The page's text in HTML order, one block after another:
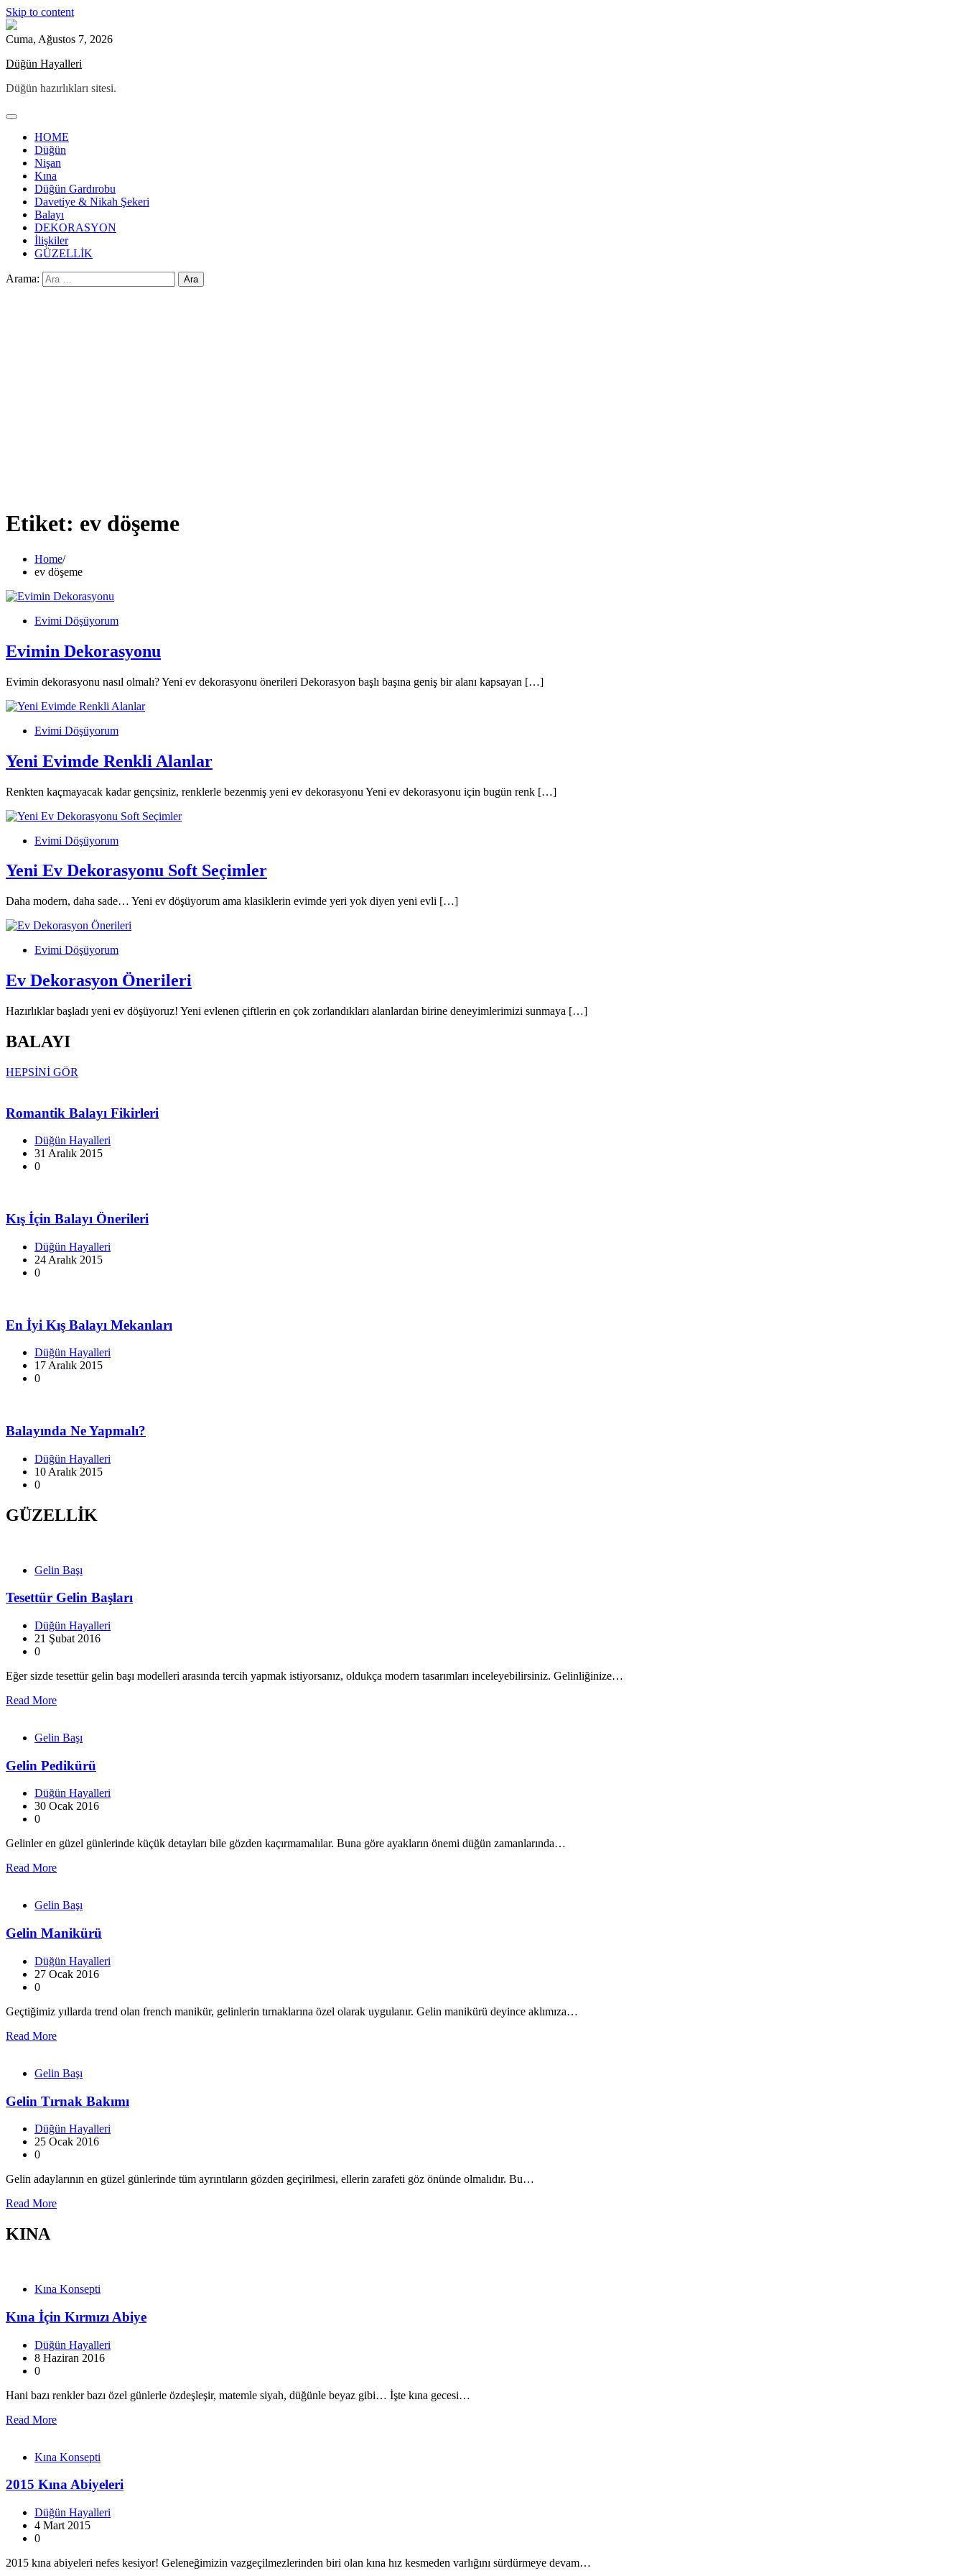
Skip to content
Cuma, Ağustos 7, 2026
Düğün Hayalleri
Düğün hazırlıkları sitesi.
HOME
Düğün
Nişan
Kına
Düğün Gardırobu
Davetiye & Nikah Şekeri
Balayı
DEKORASYON
İlişkiler
GÜZELLİK
Arama:
Etiket: ev döşeme
Home
ev döşeme
Evimi Döşüyorum
Evimin Dekorasyonu
Evimin dekorasyonu nasıl olmalı? Yeni ev dekorasyonu önerileri Dekorasyon başlı başına geniş bir alanı kapsayan […]
Evimi Döşüyorum
Yeni Evimde Renkli Alanlar
Renkten kaçmayacak kadar gençsiniz, renklerle bezenmiş yeni ev dekorasyonu Yeni ev dekorasyonu için bugün renk […]
Evimi Döşüyorum
Yeni Ev Dekorasyonu Soft Seçimler
Daha modern, daha sade… Yeni ev döşüyorum ama klasiklerin evimde yeri yok diyen yeni evli […]
Evimi Döşüyorum
Ev Dekorasyon Önerileri
Hazırlıklar başladı yeni ev döşüyoruz! Yeni evlenen çiftlerin en çok zorlandıkları alanlardan birine deneyimlerimizi sunmaya […]
BALAYI
HEPSİNİ GÖR
Romantik Balayı Fikirleri
Düğün Hayalleri
31 Aralık 2015
0
Kış İçin Balayı Önerileri
Düğün Hayalleri
24 Aralık 2015
0
En İyi Kış Balayı Mekanları
Düğün Hayalleri
17 Aralık 2015
0
Balayında Ne Yapmalı?
Düğün Hayalleri
10 Aralık 2015
0
GÜZELLİK
Gelin Başı
Tesettür Gelin Başları
Düğün Hayalleri
21 Şubat 2016
0
Eğer sizde tesettür gelin başı modelleri arasında tercih yapmak istiyorsanız, oldukça modern tasarımları inceleyebilirsiniz. Gelinliğinize…
Read More
Gelin Başı
Gelin Pedikürü
Düğün Hayalleri
30 Ocak 2016
0
Gelinler en güzel günlerinde küçük detayları bile gözden kaçırmamalılar. Buna göre ayakların önemi düğün zamanlarında…
Read More
Gelin Başı
Gelin Manikürü
Düğün Hayalleri
27 Ocak 2016
0
Geçtiğimiz yıllarda trend olan french manikür, gelinlerin tırnaklarına özel olarak uygulanır. Gelin manikürü deyince aklımıza…
Read More
Gelin Başı
Gelin Tırnak Bakımı
Düğün Hayalleri
25 Ocak 2016
0
Gelin adaylarının en güzel günlerinde tüm ayrıntıların gözden geçirilmesi, ellerin zarafeti göz önünde olmalıdır. Bu…
Read More
KINA
Kına Konsepti
Kına İçin Kırmızı Abiye
Düğün Hayalleri
8 Haziran 2016
0
Hani bazı renkler bazı özel günlerle özdeşleşir, matemle siyah, düğünle beyaz gibi… İşte kına gecesi…
Read More
Kına Konsepti
2015 Kına Abiyeleri
Düğün Hayalleri
4 Mart 2015
0
2015 kına abiyeleri nefes kesiyor! Geleneğimizin vazgeçilmezlerinden biri olan kına hız kesmeden varlığını sürdürmeye devam…